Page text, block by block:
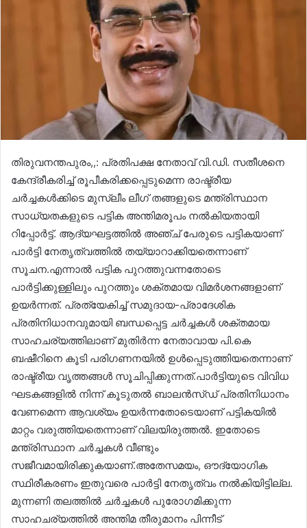
തിരുവനന്തപുരം,,: പ്രതിപക്ഷ നേതാവ് വി.ഡി. സതീശനെ
കേന്ദ്രീകരിച്ച് രൂപീകരിക്കപ്പെടുമെന്ന രാഷ്ട്രീയ
ചർച്ചകൾക്കിടെ മുസ്ലീം ലീഗ് തങ്ങളുടെ മന്ത്രിസ്ഥാന
സാധ്യതകളുടെ പട്ടിക അന്തിമരൂപം നൽകിയതായി
റിപ്പോർട്ട്. ആദ്യഘട്ടത്തിൽ അഞ്ച് പേരുടെ പട്ടികയാണ്
പാർട്ടി നേതൃത്വത്തിൽ തയ്യാറാക്കിയതെന്നാണ്
സൂചന.എന്നാൽ പട്ടിക പുറത്തുവന്നതോടെ
പാർട്ടിക്കുള്ളിലും പുറത്തും ശക്തമായ വിമർശനങ്ങളാണ്
ഉയർന്നത്. പ്രത്യേകിച്ച് സമുദായ-പ്രാദേശിക
പ്രതിനിധാനവുമായി ബന്ധപ്പെട്ട ചർച്ചകൾ ശക്തമായ
സാഹചര്യത്തിലാണ് മുതിർന്ന നേതാവായ പി.കെ
ബഷീറിനെ കൂടി പരിഗണനയിൽ ഉൾപ്പെടുത്തിയതെന്നാണ്
രാഷ്ട്രീയ വൃത്തങ്ങൾ സൂചിപ്പിക്കുന്നത്.പാർട്ടിയുടെ വിവിധ
ഘടകങ്ങളിൽ നിന്ന് കൂടുതൽ ബാലൻസ്ഡ് പ്രതിനിധാനം
വേണമെന്ന ആവശ്യം ഉയർന്നതോടെയാണ് പട്ടികയിൽ
മാറ്റം വരുത്തിയതെന്നാണ് വിലയിരുത്തൽ. ഇതോടെ
മന്ത്രിസ്ഥാന ചർച്ചകൾ വീണ്ടും
സജീവമായിരിക്കുകയാണ്.അതേസമയം, ഔദ്യോഗിക
സ്ഥിരീകരണം ഇതുവരെ പാർട്ടി നേതൃത്വം നൽകിയിട്ടില്ല.
മുന്നണി തലത്തിൽ ചർച്ചകൾ പുരോഗമിക്കുന്ന
സാഹചര്യത്തിൽ അന്തിമ തീരുമാനം പിന്നീട്